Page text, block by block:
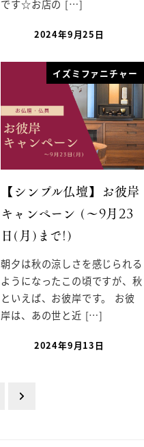
です☆お店の […]
2024年9月25日
イズミファニチャー
【シンプル仏壇】お彼岸
キャンペーン (〜9月23
日(月)まで!)
朝夕は秋の涼しさを感じられる
ようになったこの頃ですが、秋
といえば、お彼岸です。 お彼
岸は、あの世と近 […]
2024年9月13日